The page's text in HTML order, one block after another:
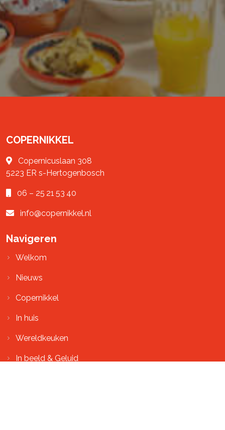
COPERNIKKEL
Copernicuslaan 308
5223 ER s-Hertogenbosch
06 – 25 21 53 40
info@copernikkel.nl
Navigeren
Welkom
Nieuws
Copernikkel
In huis
Wereldkeuken
In beeld & Geluid